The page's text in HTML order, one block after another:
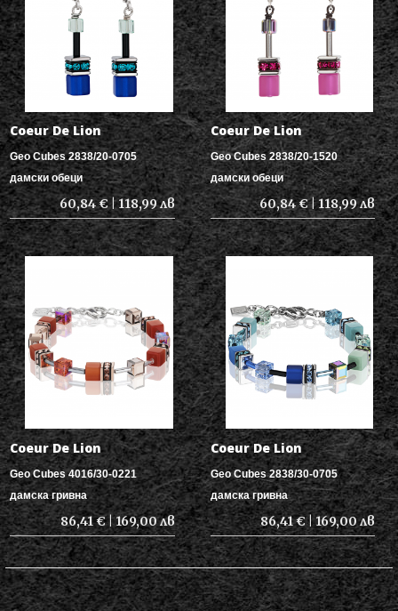
Coeur De Lion
Geo Cubes 2838/20-0705
дамски обеци
60,84 € | 118,99 лв
Coeur De Lion
Geo Cubes 2838/20-1520
дамски обеци
60,84 € | 118,99 лв
Coeur De Lion
Geo Cubes 4016/30-0221
дамска гривна
86,41 € | 169,00 лв
Coeur De Lion
Geo Cubes 2838/30-0705
дамска гривна
86,41 € | 169,00 лв